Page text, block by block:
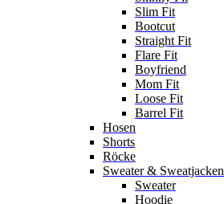
Slim Fit
Bootcut
Straight Fit
Flare Fit
Boyfriend
Mom Fit
Loose Fit
Barrel Fit
Hosen
Shorts
Röcke
Sweater & Sweatjacken
Sweater
Hoodie